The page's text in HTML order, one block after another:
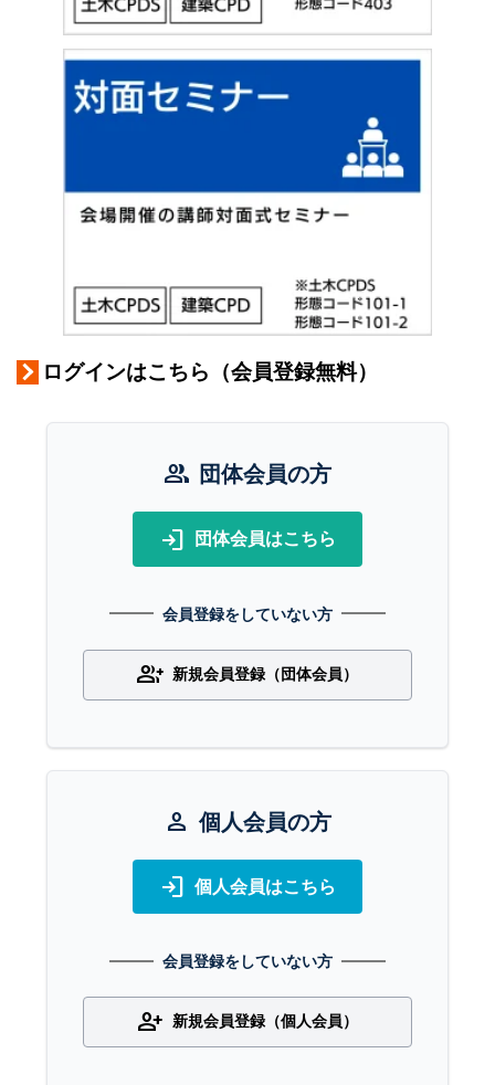
ログインはこちら（会員登録無料）
group 団体会員の方
login 団体会員はこちら
会員登録をしていない方
group_add 新規会員登録（団体会員）
person 個人会員の方
login 個人会員はこちら
会員登録をしていない方
person_add 新規会員登録（個人会員）